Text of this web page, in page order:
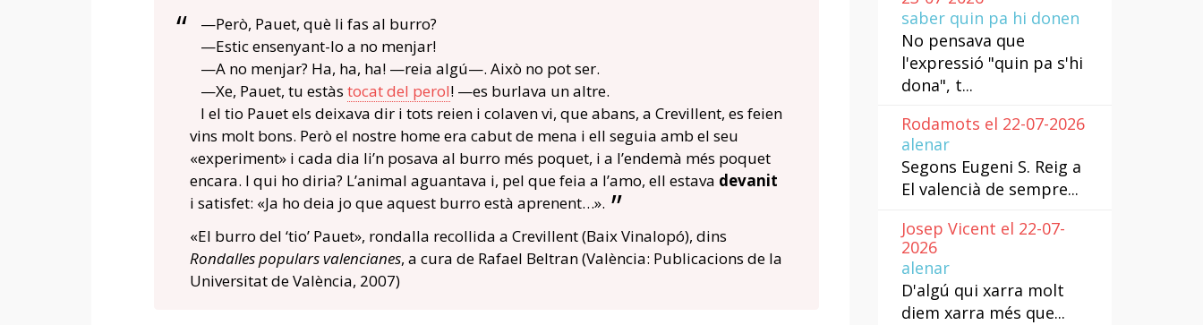
—Però, Pauet, què li fas al burro?
—Estic ensenyant-lo a no menjar!
—A no menjar? Ha, ha, ha! —reia algú—. Això no pot ser.
—Xe, Pauet, tu estàs tocat del perol! —es burlava un altre.
I el tio Pauet els deixava dir i tots reien i colaven vi, que abans, a Crevillent, es feien
vins molt bons. Però el nostre home era cabut de mena i ell seguia amb el seu
«experiment» i cada dia li’n posava al burro més poquet, i a l’endemà més poquet
encara. I qui ho diria? L’animal aguantava i, pel que feia a l’amo, ell estava devanit
i satisfet: «Ja ho deia jo que aquest burro està aprenent…».
«El burro del ‘tio’ Pauet», rondalla recollida a Crevillent (Baix Vinalopó), dins
Rondalles populars valencianes, a cura de Rafael Beltran (València: Publicacions de la
Universitat de València, 2007)
saber quin pa hi donen
No pensava que
l'expressió "quin pa s'hi
dona", t...
Rodamots el 22-07-2026
alenar
Segons Eugeni S. Reig a
El valencià de sempre...
Josep Vicent el 22-07-
2026
alenar
D'algú qui xarra molt
diem xarra més que...